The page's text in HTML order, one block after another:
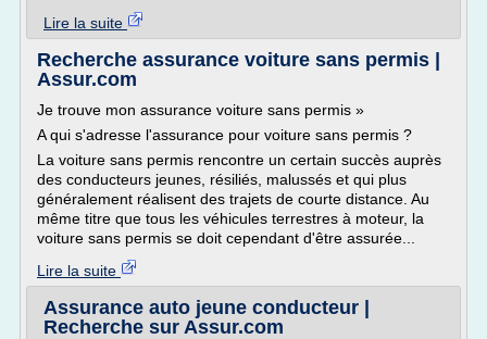
Lire la suite
Recherche assurance voiture sans permis |
Assur.com
Je trouve mon assurance voiture sans permis »
A qui s'adresse l'assurance pour voiture sans permis ?
La voiture sans permis rencontre un certain succès auprès
des conducteurs jeunes, résiliés, malussés et qui plus
généralement réalisent des trajets de courte distance. Au
même titre que tous les véhicules terrestres à moteur, la
voiture sans permis se doit cependant d'être assurée...
Lire la suite
Assurance auto jeune conducteur |
Recherche sur Assur.com